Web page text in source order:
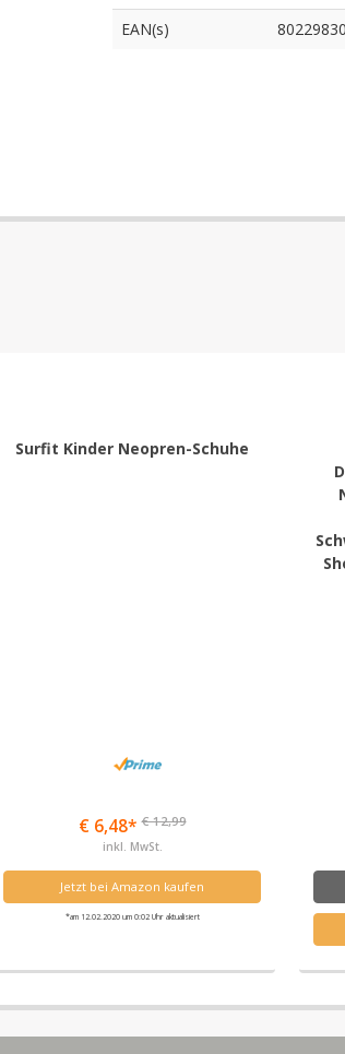
EAN(s)
Surfit Kinder Neopren-Schuhe
€ 6,48* € 12,99
inkl. MwSt.
Jetzt bei Amazon kaufen
*am 12.02.2020 um 0:02 Uhr aktualisiert